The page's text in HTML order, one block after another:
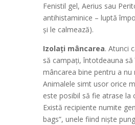
Fenistil gel, Aerius sau
antihistaminice – luptă
și le calmează).
Izolați mâncarea. Atunci
să campați, întotdeauna
mâncarea bine pentru a nu
Animalele simt usor orice
este posibil să fie atrase la
Există recipiente numite
bags”, unele fiind niște